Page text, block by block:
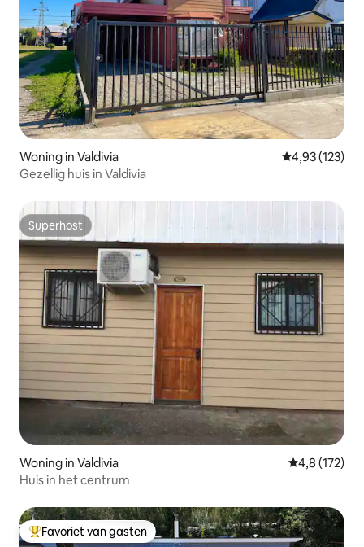
Woning in Valdivia Gemiddelde
4,93 (123)
Gezellig huis in Valdivia
Superhost
Superhost
Woning in Valdivia Gemiddelde
4,8 (172)
Huis in het centrum
Topfavoriet van gasten
Favoriet van gasten